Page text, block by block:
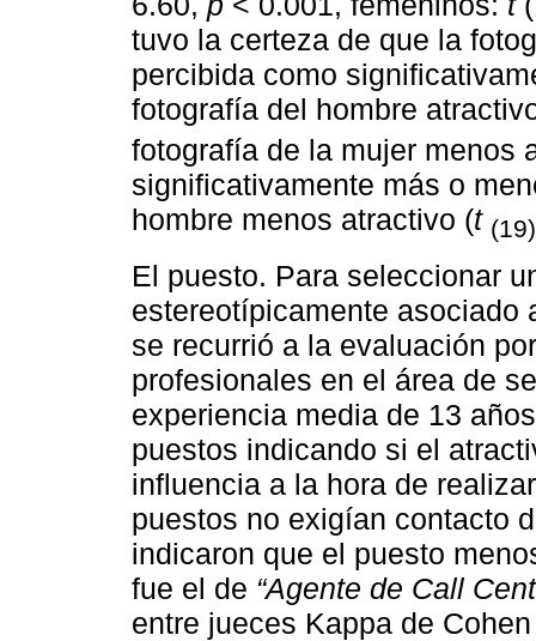
tuvo la certeza de que la
percibida como
fotografía del hombre
fotografía de la mujer menos
significativamente más o
hombre menos atractivo (t (19)
El puesto. Para seleccionar
estereotípicamente asociado
se recurrió a la evaluación
profesionales en el área de
experiencia media de 13
puestos indicando si el
influencia a la hora de
puestos no exigían contacto
indicaron que el puesto
fue el de “Agente de Call
entre jueces Kappa de